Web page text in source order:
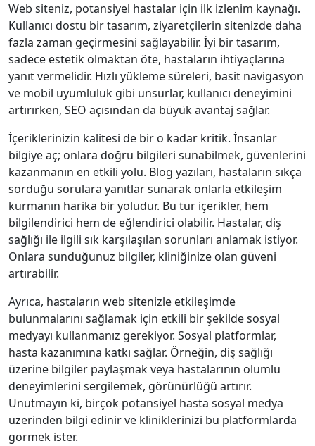
Web siteniz, potansiyel hastalar için ilk izlenim kaynağı.
Kullanıcı dostu bir tasarım, ziyaretçilerin sitenizde daha
fazla zaman geçirmesini sağlayabilir. İyi bir tasarım,
sadece estetik olmaktan öte, hastaların ihtiyaçlarına
yanıt vermelidir. Hızlı yükleme süreleri, basit navigasyon
ve mobil uyumluluk gibi unsurlar, kullanıcı deneyimini
artırırken, SEO açısından da büyük avantaj sağlar.
İçeriklerinizin kalitesi de bir o kadar kritik. İnsanlar
bilgiye aç; onlara doğru bilgileri sunabilmek, güvenlerini
kazanmanın en etkili yolu. Blog yazıları, hastaların sıkça
sorduğu sorulara yanıtlar sunarak onlarla etkileşim
kurmanın harika bir yoludur. Bu tür içerikler, hem
bilgilendirici hem de eğlendirici olabilir. Hastalar, diş
sağlığı ile ilgili sık karşılaşılan sorunları anlamak istiyor.
Onlara sunduğunuz bilgiler, kliniğinize olan güveni
artırabilir.
Ayrıca, hastaların web sitenizle etkileşimde
bulunmalarını sağlamak için etkili bir şekilde sosyal
medyayı kullanmanız gerekiyor. Sosyal platformlar,
hasta kazanımına katkı sağlar. Örneğin, diş sağlığı
üzerine bilgiler paylaşmak veya hastalarının olumlu
deneyimlerini sergilemek, görünürlüğü artırır.
Unutmayın ki, birçok potansiyel hasta sosyal medya
üzerinden bilgi edinir ve kliniklerinizi bu platformlarda
görmek ister.